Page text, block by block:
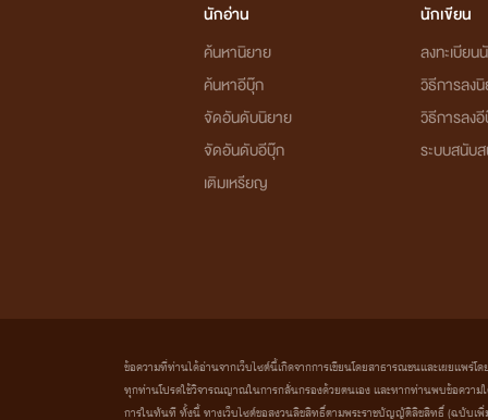
นักอ่าน
ค้นหานิยาย
ค้นหาอีบุ๊ก
จัดอันดับนิยาย
จัดอันดับอีบุ๊ก
เติมเหรียญ
นักเขียน
ลงทะเบียน
วิธีการลง
วิธีการลง
ระบบสนับ
ข้อความที่ท่านได้อ่านจากเว็บไซต์นี้เกิดจากการเขียนโดยสาธารณชนและเผยแพ
ทุกท่านโปรดใช้วิจารณญาณในการกลั่นกรองด้วยตนเอง และหากท่านพบข้อควา
การในทันที ทั้งนี้ ทางเว็บไซต์ขอสงวนลิขสิทธิ์ตามพระราชบัญญัติลิขสิทธิ์ (ฉบับเพิ่